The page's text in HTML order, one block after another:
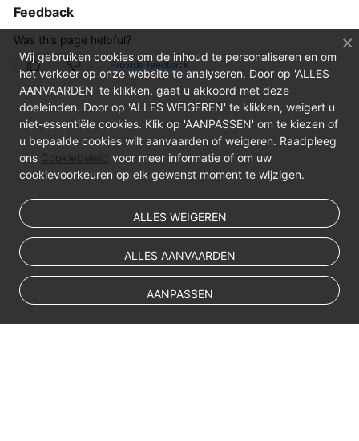
Real-
Time
Synchronization
Data
Subscription
Real-
Time
Replay
Verification
Feedback
Was this page helpful?
Provide feedback
Wij gebruiken cookies om de inhoud te personaliseren en om
het verkeer op onze website te analyseren. Door op 'ALLES
AANVAARDEN' te klikken, gaat u akkoord met deze
doeleinden. Door op 'ALLES WEIGEREN' te klikken, weigert u
niet-essentiële cookies. Klik op 'AANPASSEN' om te kiezen of
u bepaalde cookies wilt aanvaarden of weigeren. Raadpleeg
ons Cookiebeleid voor meer informatie of om uw
cookievoorkeuren op elk gewenst moment te wijzigen.
ALLES WEIGEREN
ALLES AANVAARDEN
AANPASSEN